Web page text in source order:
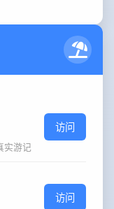
实游记
访问
访问